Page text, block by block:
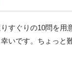
すぐりの10問を用
いです。ちょっと